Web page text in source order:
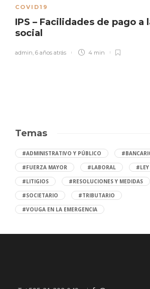
COVID19
IPS – Facilidades de pago a
social
admin 6 años atrás 4 min
Temas
#ADMINISTRATIVO Y PÚBLICO
#FUERZA MAYOR
#LABORAL
#LITIGIOS
#RESOLUCIONES Y MEDIDAS
#SOCIETARIO
#TRIBUTARIO
#VOUGA EN LA EMERGENCIA